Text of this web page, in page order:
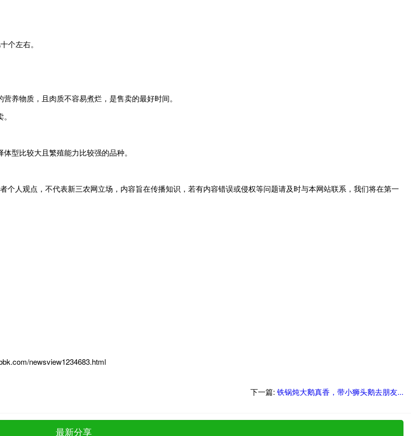
个左右。
养物质，且肉质不容易煮烂，是售卖的最好时间。
型比较大且繁殖能力比较强的品种。
人观点，不代表新三农网立场，内容旨在传播知识，若有内容错误或侵权等问题请及时与本网站联系，我们将在第一
newsview1234683.html
下一篇: 铁锅炖大鹅真香，带小狮头鹅去朋友...
最新分享